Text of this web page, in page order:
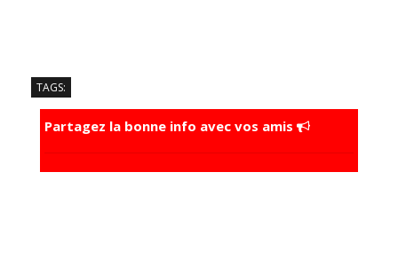
TAGS:
Partagez la bonne info avec vos amis